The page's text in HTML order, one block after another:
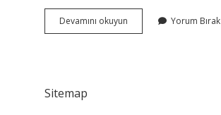
Devamını okuyun
Türklerde
Yorum Bırak
Sitemap